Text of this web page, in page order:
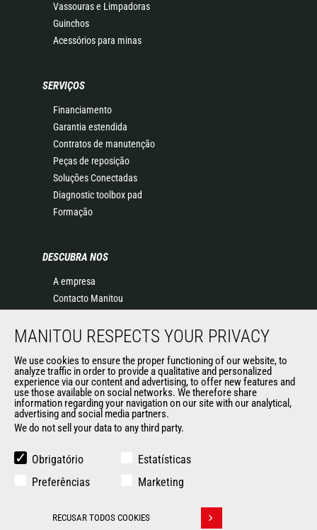
Vassouras e Limpadoras
Guinchos
Acessórios para minas
SERVIÇOS
Financiamento
Garantia estendida
Contratos de manutenção
Peças de reposição
Soluções Conectadas
Diagnostic toolbox pad
Formação
DESCUBRA NOS
A empresa
Contacto Manitou
Eventos
História
General Terms and Conditions of Sale
OUTROS SITES DO GRUPO
Manitou Group
Used Manitou Machines
Gehl
MANITOU RESPECTS YOUR PRIVACY
We use cookies to ensure the proper functioning of our website, to
analyze traffic in order to provide a qualitative and personalized
experience via our content and advertising, to offer new features and
use those available on social networks. We therefore share
information regarding your navigation on our site with our analytical,
advertising and social media partners.
We do not sell your data to any third party.
Obrigatório
Estatísticas
Preferências
Marketing
RECUSAR TODOS COOKIES